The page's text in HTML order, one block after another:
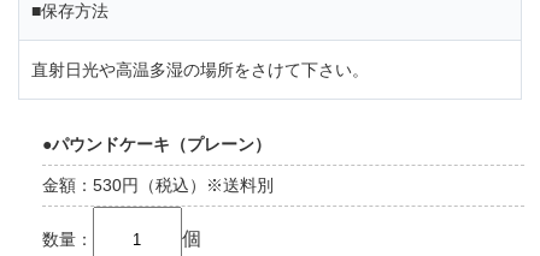
■保存方法
直射日光や高温多湿の場所をさけて下さい。
●パウンドケーキ（プレーン）
金額：530円（税込）※送料別
数量： 個